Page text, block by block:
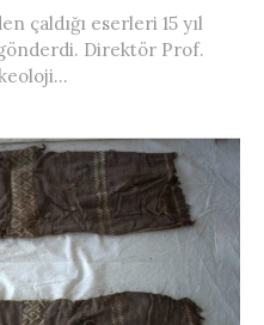
çaldığı eserleri 15 yıl
Direktör Prof.